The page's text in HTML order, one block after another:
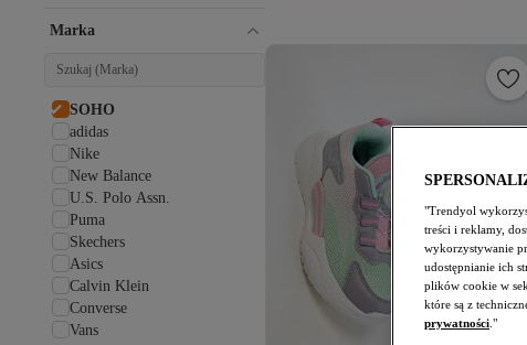
Marka
SOHO
adidas
Nike
New Balance
U.S. Polo Assn.
Puma
Skechers
Asics
Calvin Klein
Converse
Vans
"Trendyol
treści i reklamy,
wykorzystywanie
udostępnianie ich
plików cookie w
które są z
prywatności ."